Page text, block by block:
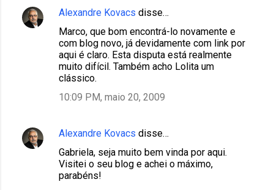
Alexandre Kovacs disse…
Marco, que bom encontrá-lo novamente e
com blog novo, já devidamente com link por
aqui é claro. Esta disputa está realmente
muito difícil. Também acho Lolita um
clássico.
10:09 PM, maio 20, 2009
Alexandre Kovacs disse…
Gabriela, seja muito bem vinda por aqui.
Visitei o seu blog e achei o máximo,
parabéns!